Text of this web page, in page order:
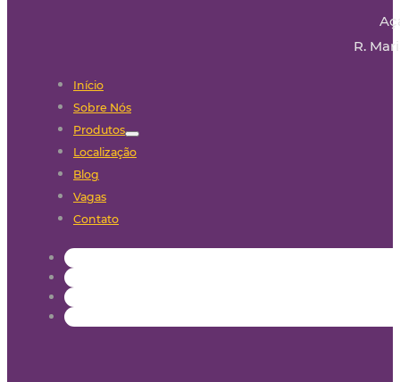
R.
Início
Sobre Nós
Produtos
Localização
Blog
Vagas
Contato